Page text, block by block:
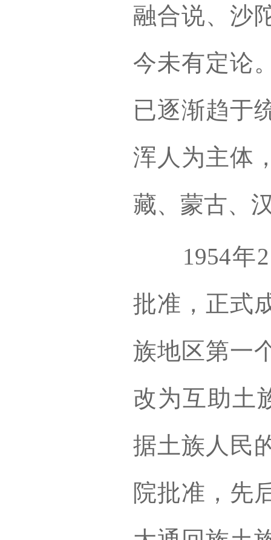
融合说、沙
今未有定论
已逐渐趋于
浑人为主体
藏、蒙古、
1954年2
批准，正式
族地区第一
改为互助土
据土族人民
院批准，先